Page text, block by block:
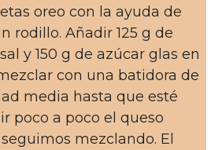
oreo con la ayuda de
rodillo. Añadir 125 g de
y 150 g de azúcar glas en
con una batidora de
media hasta que esté
poco a poco el queso
mezclando. El